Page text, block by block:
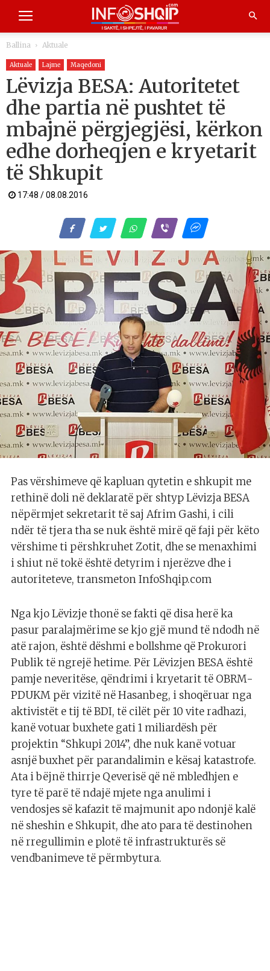
Ballina Aktuale
Aktuale Lajme Maqedoni
Lëvizja BESA: Autoritetet
dhe partia në pushtet të
mbajnë përgjegjësi, kërkon
edhe dorheqjen e kryetarit
të Shkupit
17:48 / 08.08.2016
Pas vërshimeve që kapluan qytetin e shkupit me
rethinë doli në deklaratë për shtyp Lëvizja BESA
nëpërmjet sekretarit të saj Afrim Gashi, i cili
ndër të tjera tha se nuk është mirë që faji për këto
vërshime ti përshkruhet Zotit, dhe se menaxhimi
i shiut në tokë është detyrim i njerëzve dhe i
autoriteteve, transmeton InfoShqip.com
Nga kjo Lëvizje thonë se fakti që disa herë ka
pasur paralajmërime se kjo gjë mund të ndodh në
atë rajon, është dëshmi e bollshme që Prokurori
Publik të ngrejë hetime. Për Lëvizjen BESA është
pamje neveritëse, qëndrimi i kryetarit të OBRM-
PDUKM për vizitë në Hasanbeg, i shoqëruar nga
aktivistët e tij të BDI, të cilët për 10 vite radhazi,
kanë votuar buxhete gati 1 miliardësh për
projektin “Shkupi 2014”, dhe nuk kanë votuar
asnjë buxhet për parandalimin e kësaj katastrofe.
Ata i bëjnë thirrje Qeverisë që në mbledhjen e
tyre të parë të ndajë mjete nga anulimi i
vendosjes së kafazit të majmunit apo ndonjë kalë
në sheshin e Shkupit, dhe ato para të destinohen
në rregullimin e plotë të infrastrukturës së
vendbanimeve të përmbytura.